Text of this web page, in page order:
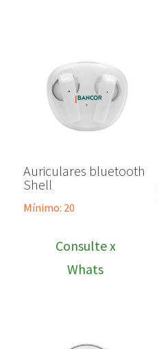
Auriculares bluetooth
Shell
Mínimo: 20
Consulte x
Whats